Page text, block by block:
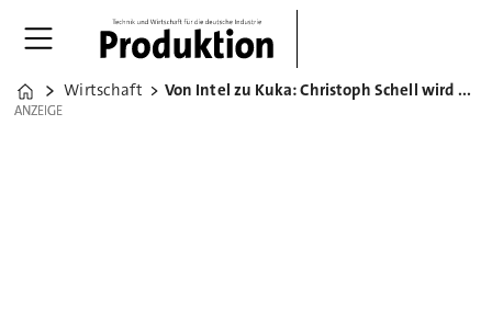
Home
Wirtschaft Von Intel zu Kuka: Christoph Schell wird neuer CEO
ANZEIGE
ANZEIGE